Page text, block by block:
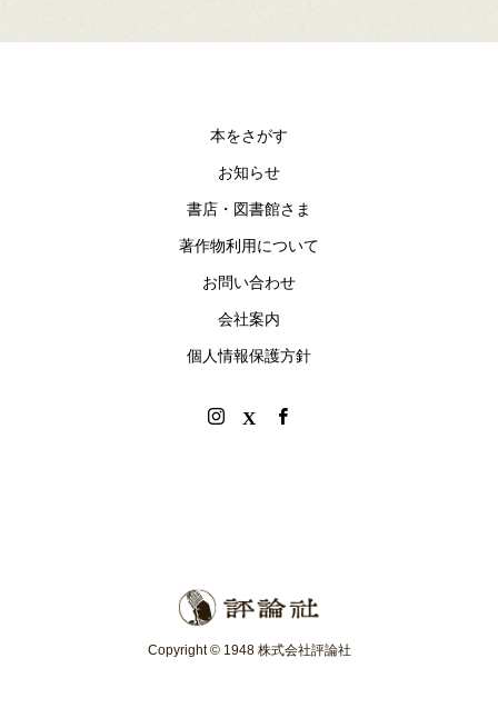
本をさがす
お知らせ
書店・図書館さま
著作物利用について
お問い合わせ
会社案内
個人情報保護方針
Copyright © 1948 株式会社評論社